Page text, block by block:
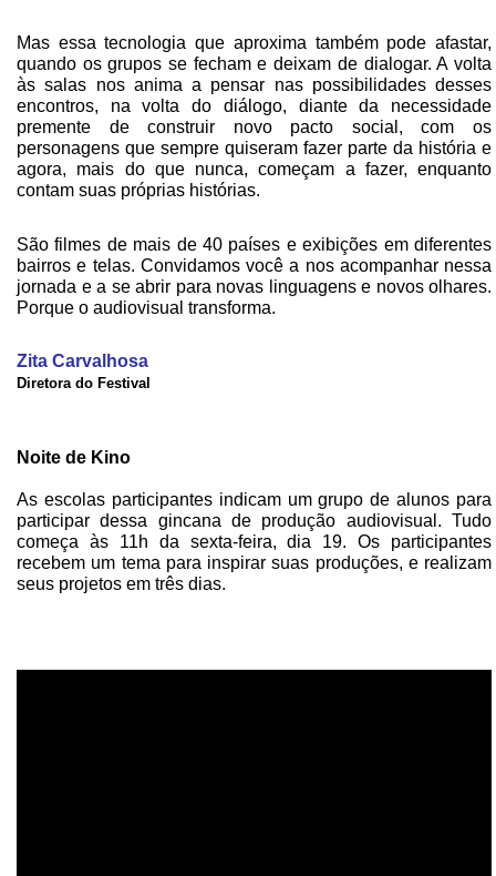
Mas essa tecnologia que aproxima também pode afastar,
quando os grupos se fecham e deixam de dialogar. A volta
às salas nos anima a pensar nas possibilidades desses
encontros, na volta do diálogo, diante da necessidade
premente de construir novo pacto social, com os
personagens que sempre quiseram fazer parte da história e
agora, mais do que nunca, começam a fazer, enquanto
contam suas próprias histórias.
São filmes de mais de 40 países e exibições em diferentes
bairros e telas. Convidamos você a nos acompanhar nessa
jornada e a se abrir para novas linguagens e novos olhares.
Porque o audiovisual transforma.
Zita Carvalhosa
Diretora do Festival
Noite de Kino
As escolas participantes indicam um grupo de alunos para
participar dessa gincana de produção audiovisual. Tudo
começa às 11h da sexta-feira, dia 19. Os participantes
recebem um tema para inspirar suas produções, e realizam
seus projetos em três dias.